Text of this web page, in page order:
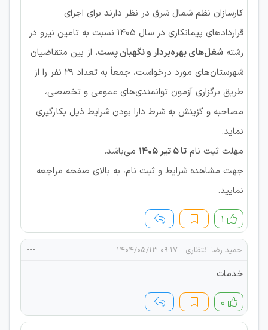
کارسازان نظم شمال شرق در نظر دارند برای اجرای
قراردادهای پیمانکاری در سال 1405 نسبت به تامین نیرو در
رشته شغل‌های بهره‌بردار و نگهبان پست، از بین متقاضیان
شهرستان‌های مورد درخواست، جمعاً به تعداد 29 نفر را از
طریق برگزاری آزمون توانمندی‌های عمومی و تخصصی،
مصاحبه و گزینش به شرط دارا بودن شرایط ذیل بکارگیری
نماید.
مهلت ثبت نام تا 5 تیر 1405
می‌باشد.
جهت مشاهده شرایط و ثبت نام، به بالای صفحه مراجعه
نمایید.
۱
حمید رضا انتظاری ۰۹:۱۷ ۱۴۰۴/۰۵/۱۳
خدمات
۰